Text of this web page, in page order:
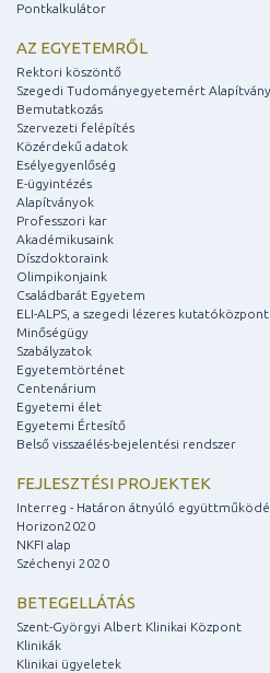
Pontkalkulátor
AZ EGYETEMRŐL
Rektori köszöntő
Szegedi Tudományegyetemért Alapítvány
Bemutatkozás
Szervezeti felépítés
Közérdekű adatok
Esélyegyenlőség
E-ügyintézés
Alapítványok
Professzori kar
Akadémikusaink
Díszdoktoraink
Olimpikonjaink
Családbarát Egyetem
ELI-ALPS, a szegedi lézeres kutatóközpont
Minőségügy
Szabályzatok
Egyetemtörténet
Centenárium
Egyetemi élet
Egyetemi Értesítő
Belső visszaélés-bejelentési rendszer
FEJLESZTÉSI PROJEKTEK
Interreg - Határon átnyúló
Horizon2020
NKFI alap
Széchenyi 2020
BETEGELLÁTÁS
Szent-Györgyi Albert Klinikai Központ
Klinikák
Klinikai ügyeletek